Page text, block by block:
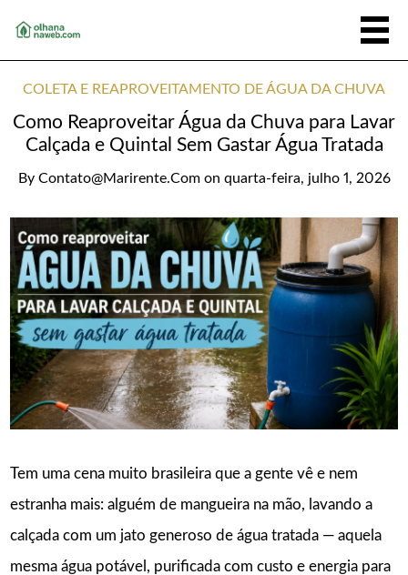
COLETA E REAPROVEITAMENTO DE ÁGUA DA CHUVA
Como Reaproveitar Água da Chuva para Lavar
Calçada e Quintal Sem Gastar Água Tratada
By Contato@marirente.com on quarta-feira, julho 1, 2026
Tem uma cena muito brasileira que a gente vê e nem
estranha mais: alguém de mangueira na mão, lavando a
calçada com um jato generoso de água tratada — aquela
mesma água potável, purificada com custo e energia para